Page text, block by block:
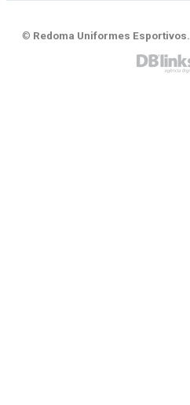
© Redoma Uniformes Esportivos.